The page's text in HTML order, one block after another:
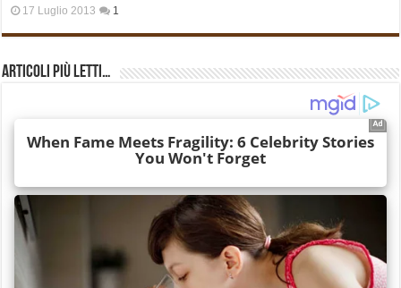
17 Luglio 2013 1
Articoli più Letti…